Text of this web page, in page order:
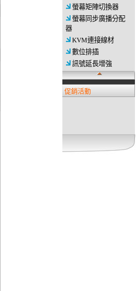
螢幕矩陣切換器
螢幕同步廣播分配
器
KVM連接線材
數位排插
訊號延長增強
促銷活動